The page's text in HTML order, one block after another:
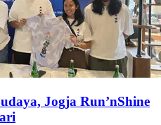
Jogja Run’nShine